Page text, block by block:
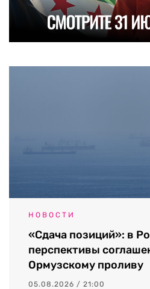
НОВОСТИ
«Сдача позиций»: в
перспективы
Ормузскому проливу
05.08.2026 / 21:00